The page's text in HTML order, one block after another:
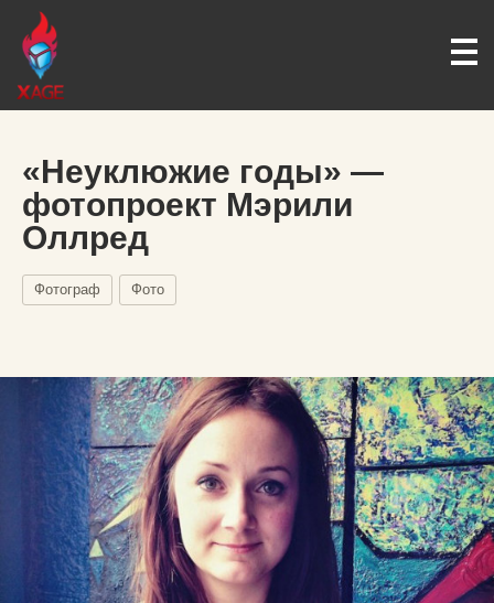
«Неуклюжие годы» —
фотопроект Мэрили
Оллред
Фотограф Фото